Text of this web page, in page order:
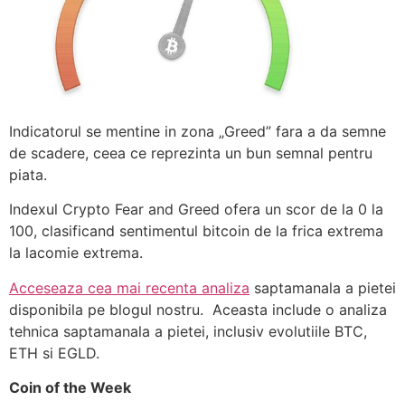
Indicatorul se mentine in zona „Greed” fara a da semne
de scadere, ceea ce reprezinta un bun semnal pentru
piata.
Indexul Crypto Fear and Greed ofera un scor de la 0 la
100, clasificand sentimentul bitcoin de la frica extrema
la lacomie extrema.
Acceseaza cea mai recenta analiza saptamanala a pietei
disponibila pe blogul nostru. Aceasta include o analiza
tehnica saptamanala a pietei, inclusiv evolutiile BTC,
ETH si EGLD.
Coin of the Week